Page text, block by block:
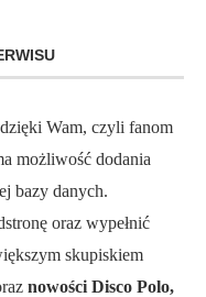
Wam, czyli fanom
możliwość dodania
bazy danych.
oraz wypełnić
skupiskiem
nowości Disco Polo,